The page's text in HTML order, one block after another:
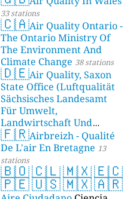
33 stations
🇨🇦Air Quality Ontario -
The Ontario Ministry Of
The Environment And
Climate Change 38 stations
🇩🇪Air Quality, Saxon
State Office (Luftqualität
Sächsisches Landesamt
Für Umwelt,
Landwirtschaft Und
Geologie) 50 stations
🇫🇷Airbreizh - Qualité
De L'air En Bretagne 13
stations
🇧🇴🇨🇱🇲🇽🇪🇨
🇵🇪🇺🇸🇲🇽🇦🇷